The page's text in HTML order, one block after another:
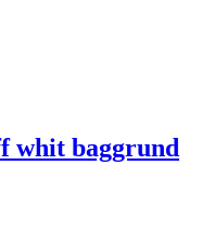
whit baggrund